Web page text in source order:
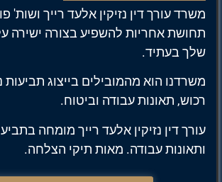
משרד עורך דין נזיקין אלעד רייך ושות'
תחושת אחריות להשפיע בצורה ישירה
שלך בעתיד.
משרדנו הוא מהמובילים בייצוג תביעות
רכוש, תאונות עבודה וביטוח.
עורך דין נזיקין אלעד רייך מומחה
ותאונות עבודה. מאות תיקי הצלחה.